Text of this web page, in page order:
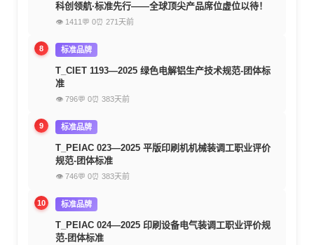
科创领航·标准先行——全球顶尖产品席位虚位以待！
👁 1411 💬 0⏰ 271天前
8 标准品牌
T_CIET 1193—2025 绿色电解铝生产技术规范-团体标
准
👁 796💬 0⏰ 383天前
9 标准品牌
T_PEIAC 023—2025 平版印刷机机械装调工职业评价
规范-团体标准
👁 746💬 0⏰ 383天前
10 标准品牌
T_PEIAC 024—2025 印刷设备电气装调工职业评价规
范-团体标准